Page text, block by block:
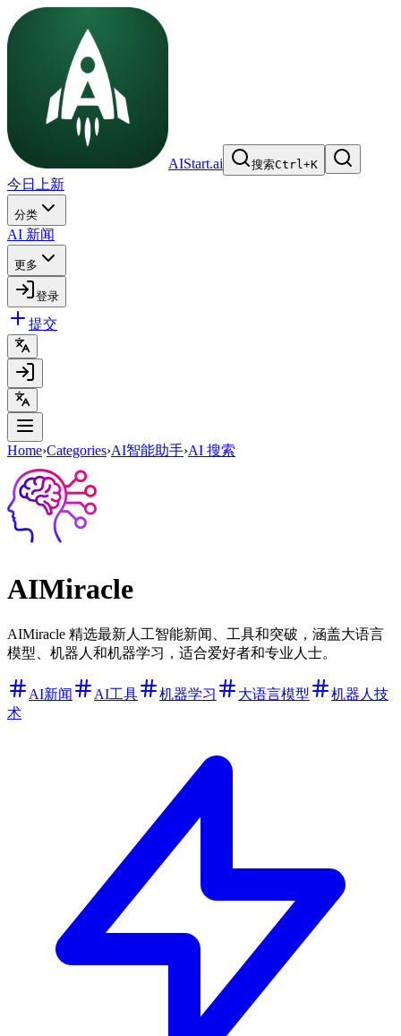
AIStart.ai 搜索Ctrl+K
今日上新
分类
AI 新闻
更多
登录
提交
Home›Categories›AI智能助手›AI 搜索
AIMiracle
AIMiracle 精选最新人工智能新闻、工具和突破，涵盖大语言
模型、机器人和机器学习，适合爱好者和专业人士。
AI新闻 AI工具 机器学习 大语言模型
机器人技
术